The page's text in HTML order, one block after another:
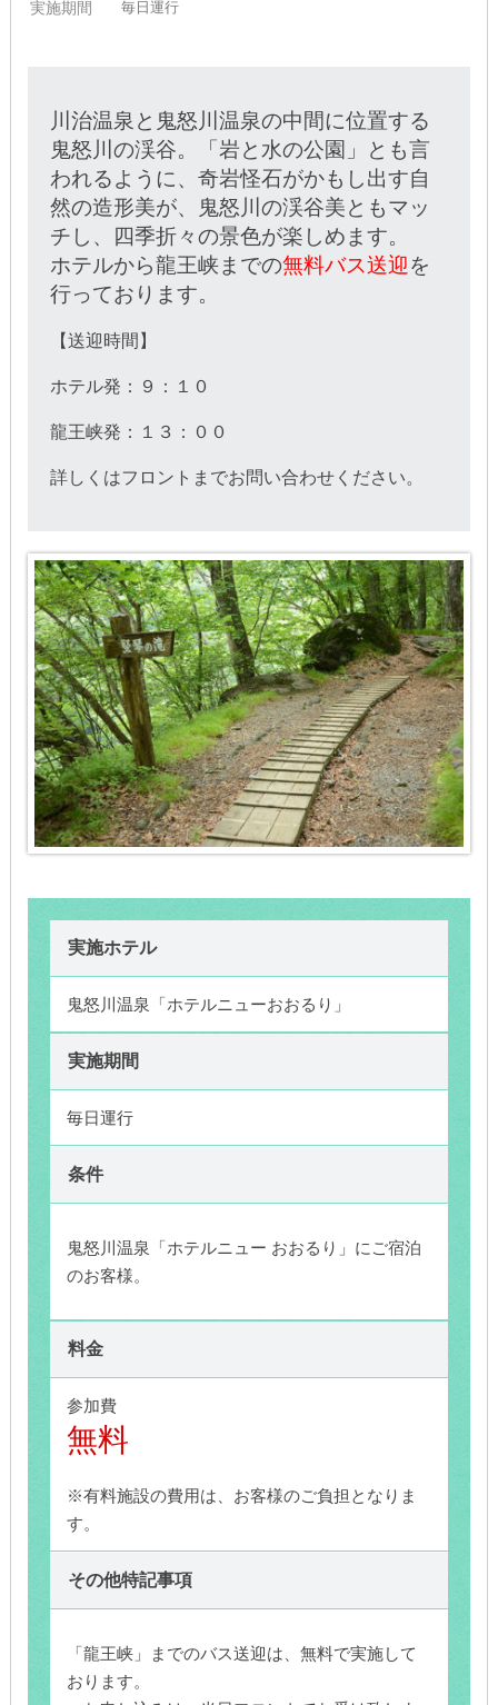
実施期間 毎日運行
川治温泉と鬼怒川温泉の中間に位置する
鬼怒川の渓谷。
「岩と水の公園」とも言
われるように、奇岩怪石がかもし出す自
然の造形美が、
鬼怒川の渓谷美ともマッ
チし、四季折々の景色が楽しめます。
ホテルから龍王峡までの無料バス送迎を
行っております。
【送迎時間】
ホテル発：９：１０
龍王峡発：１３：００
詳しくはフロントまでお問い合わせください。
実施ホテル
鬼怒川温泉「ホテルニューおおるり」
実施期間
毎日運行
条件
鬼怒川温泉「ホテルニュー おおるり」にご宿泊
のお客様。
料金
参加費
無料
※有料施設の費用は、お客様のご負担となりま
す。
その他特記事項
「龍王峡」までのバス送迎は、無料で実施して
おります。